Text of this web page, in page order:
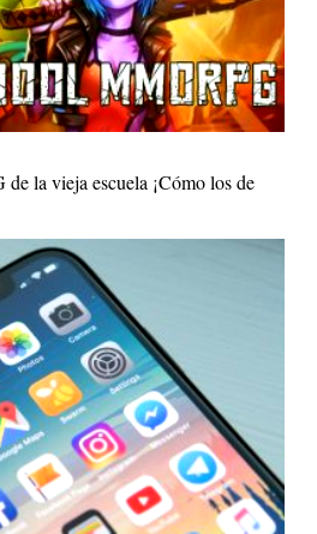
la vieja escuela ¡Cómo los de